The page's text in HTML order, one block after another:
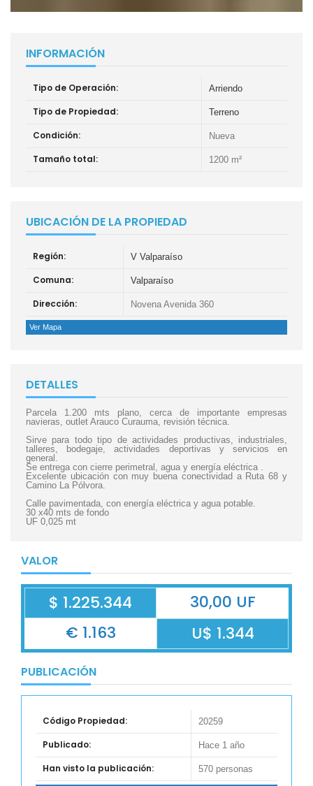
INFORMACIÓN
Tipo de Operación: Arriendo
Tipo de Propiedad: Terreno
Condición: Nueva
Tamaño total: 1200 m²
UBICACIÓN DE LA PROPIEDAD
Región: V Valparaíso
Comuna: Valparaíso
Dirección: Novena Avenida 360
Ver Mapa
DETALLES
Parcela 1.200 mts plano, cerca de importante empresas
navieras, outlet Arauco Curauma, revisión técnica.
Sirve para todo tipo de actividades productivas, industriales,
talleres, bodegaje, actividades deportivas y servicios en
general.
Se entrega con cierre perimetral, agua y energía eléctrica .
Excelente ubicación con muy buena conectividad a Ruta 68 y
Camino La Pólvora.
Calle pavimentada, con energía eléctrica y agua potable.
30 x40 mts de fondo
UF 0,025 mt
VALOR
$ 1.225.344
30,00 UF
€ 1.163
U$ 1.344
PUBLICACIÓN
Código Propiedad: 20259
Publicado: Hace 1 año
Han visto la publicación: 570 personas